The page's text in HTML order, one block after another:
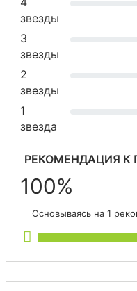
звезды
3
звезды
2
звезды
1
звезда
РЕКОМЕНДАЦИЯ К
100%
Основываясь на 1